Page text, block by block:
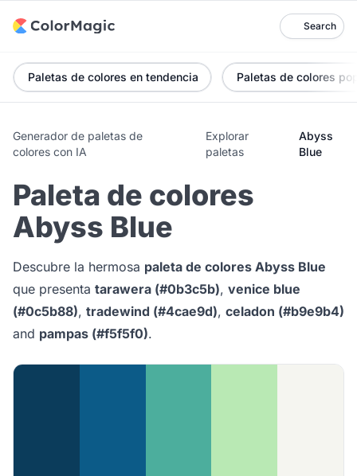
Search
Paletas de colores en tendencia Paletas de colores
Generador de paletas de
colores con IA
Explorar
paletas
Abyss
Blue
Paleta de colores
Abyss Blue
Descubre la hermosa paleta de colores Abyss Blue
que presenta tarawera (#0b3c5b), venice blue
(#0c5b88), tradewind (#4cae9d), celadon (#b9e9b4)
and pampas (#f5f5f0).